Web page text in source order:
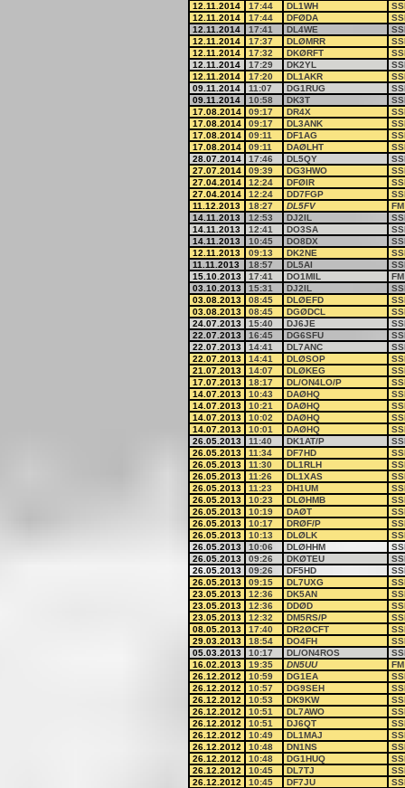
12.11.2014
17:44 DL1WH
12.11.2014
17:44 DFØDA
12.11.2014
17:41 DL4WE
12.11.2014
17:37 DLØMRR
12.11.2014
17:32 DKØRFT
12.11.2014
17:29 DK2YL
12.11.2014
17:20 DL1AKR
09.11.2014
11:07 DG1RUG
09.11.2014
10:58 DK3T
17.08.2014
09:17 DR4X
17.08.2014
09:17 DL3ANK
17.08.2014
09:11 DF1AG
17.08.2014
09:11 DAØLHT
28.07.2014
17:46 DL5QY
27.07.2014
09:39 DG3HWO
27.04.2014
12:24 DFØIR
27.04.2014
12:24 DD7FGP
11.12.2013
18:27 DL5FV
FM
14.11.2013
12:53 DJ2IL
14.11.2013
12:41 DO3SA
14.11.2013
10:45 DO8DX
12.11.2013
09:13 DK2NE
11.11.2013
18:57 DL5AI
15.10.2013
17:41 DO1MIL
FM
03.10.2013
15:31 DJ2IL
03.08.2013
08:45 DLØEFD
03.08.2013
08:45 DGØDCL
24.07.2013
15:40 DJ6JE
22.07.2013
16:45 DG6SFU
22.07.2013
14:41 DL7ANC
22.07.2013
14:41 DLØSOP
21.07.2013
14:07 DLØKEG
17.07.2013
18:17 DL/ON4LO/P
14.07.2013
10:43 DAØHQ
14.07.2013
10:21 DAØHQ
14.07.2013
10:02 DAØHQ
14.07.2013
10:01 DAØHQ
26.05.2013
11:40 DK1AT/P
26.05.2013
11:34 DF7HD
26.05.2013
11:30 DL1RLH
26.05.2013
11:26 DL1XAS
26.05.2013
11:23 DH1UM
26.05.2013
10:23 DLØHMB
26.05.2013
10:19 DAØT
26.05.2013
10:17 DRØF/P
26.05.2013
10:13 DLØLK
26.05.2013
10:06 DLØHHM
26.05.2013
09:26 DKØTEU
26.05.2013
09:26 DF5HD
26.05.2013
09:15 DL7UXG
23.05.2013
12:36 DK5AN
23.05.2013
12:36 DDØD
23.05.2013
12:32 DM5RS/P
08.05.2013
17:40 DR2ØCFT
29.03.2013
18:54 DO4FH
05.03.2013
10:17 DL/ON4ROS
16.02.2013
19:35 DN5UU
FM
26.12.2012
10:59 DG1EA
26.12.2012
10:57 DG9SEH
26.12.2012
10:53 DK9KW
26.12.2012
10:51 DL7AWO
26.12.2012
10:51 DJ6QT
26.12.2012
10:49 DL1MAJ
26.12.2012
10:48 DN1NS
26.12.2012
10:48 DG1HUQ
26.12.2012
10:45 DL7TJ
26.12.2012
10:45 DF7JU